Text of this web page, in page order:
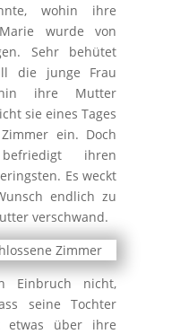
wohin ihre
wurde von
Sehr behütet
die junge Frau
ihre Mutter
sie eines Tages
ein. Doch
ihren
Es weckt
endlich zu
verschwand.
Einbruch nicht,
seine Tochter
etwas über ihre